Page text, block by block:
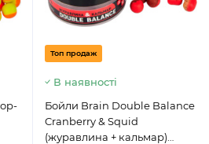
Топ продаж
В наявності
Бойли Brain Double Balance
Cranberry & Squid
(журавлина + кальмар)